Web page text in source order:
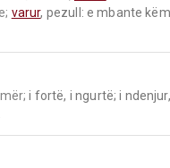
varur, pezull: e mbante
i fortë, i ngurtë; i